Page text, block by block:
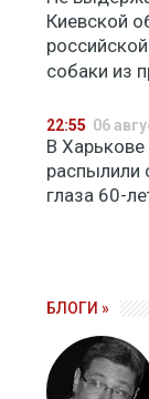
Киевской
собаки из
22:55 06
В
распылили
глаза 60-
БЛОГИ »